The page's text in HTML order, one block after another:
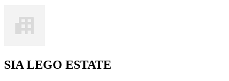
SIA LEGO ESTATE